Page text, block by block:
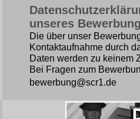
unseres
Die über unser
Kontaktaufnahme durch
Daten werden zu keinem
Bei Fragen zum
bewerbung@scr1.de